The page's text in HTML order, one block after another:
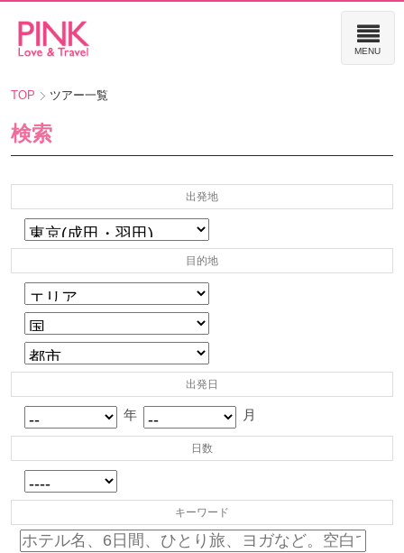
TOP ツアー一覧
検索
出発地
目的地
出発日
年 月
日数
キーワード